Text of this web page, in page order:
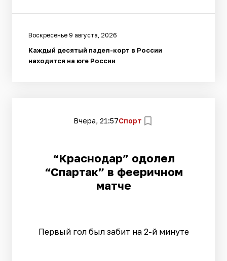
Воскресенье 9 августа, 2026
Каждый десятый падел-корт в России
находится на юге России
Вчера, 21:57Спорт
“Краснодар” одолел
“Спартак” в фееричном
матче
Первый гол был забит на 2-й минуте